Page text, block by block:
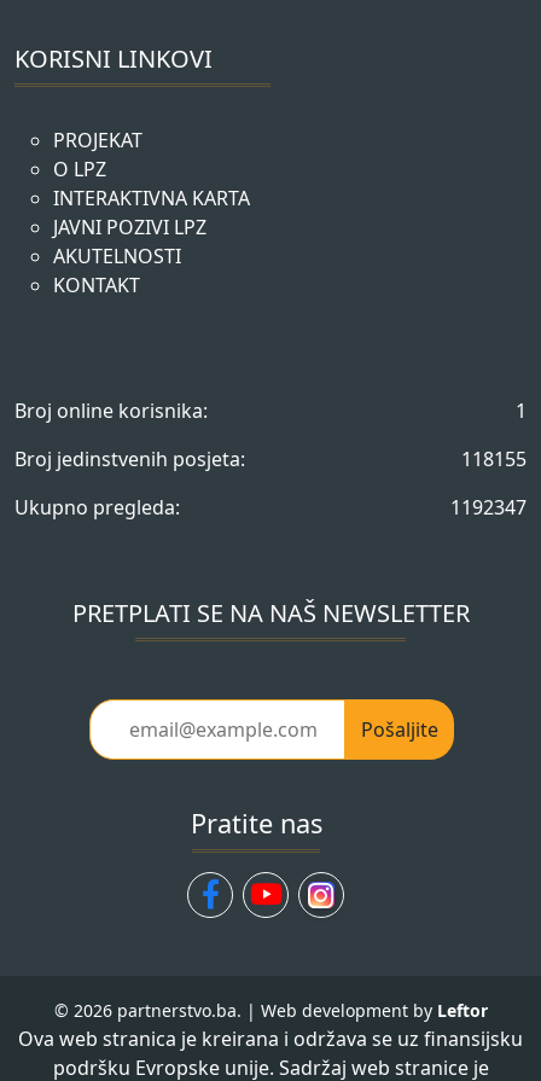
KORISNI LINKOVI
PROJEKAT
O LPZ
INTERAKTIVNA KARTA
JAVNI POZIVI LPZ
AKUTELNOSTI
KONTAKT
Broj online korisnika:
1
Broj jedinstvenih posjeta:
118155
Ukupno pregleda:
1192347
PRETPLATI SE NA NAŠ NEWSLETTER
Pošaljite
Pratite nas
© 2026 partnerstvo.ba. | Web development by Leftor
Ova web stranica je kreirana i održava se uz finansijsku
podršku Evropske unije. Sadržaj web stranice je